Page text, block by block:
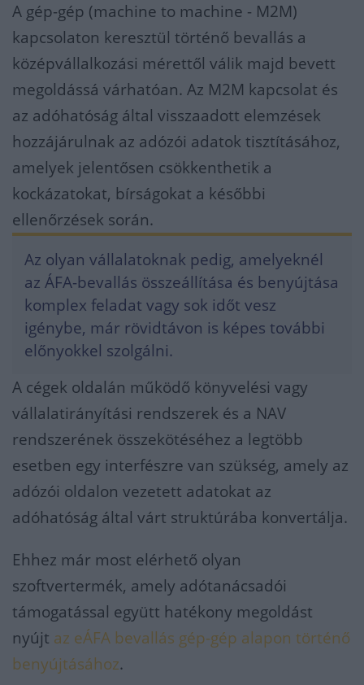
A gép-gép (machine to machine - M2M)
kapcsolaton keresztül történő bevallás a
középvállalkozási mérettől válik majd bevett
megoldássá várhatóan. Az M2M kapcsolat és
az adóhatóság által visszaadott elemzések
hozzájárulnak az adózói adatok tisztításához,
amelyek jelentősen csökkenthetik a
kockázatokat, bírságokat a későbbi
ellenőrzések során.
Az olyan vállalatoknak pedig, amelyeknél
az ÁFA-bevallás összeállítása és benyújtása
komplex feladat vagy sok időt vesz
igénybe, már rövidtávon is képes további
előnyokkel szolgálni.
A cégek oldalán működő könyvelési vagy
vállalatirányítási rendszerek és a NAV
rendszerének összekötéséhez a legtöbb
esetben egy interfészre van szükség, amely az
adózói oldalon vezetett adatokat az
adóhatóság által várt struktúrába konvertálja.
Ehhez már most elérhető olyan
szoftvertermék, amely adótanácsadói
támogatással együtt hatékony megoldást
nyújt az eÁFA bevallás gép-gép alapon történő
benyújtásához.